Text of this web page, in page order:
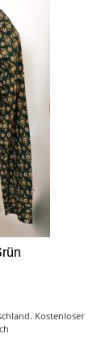
Kostenloser